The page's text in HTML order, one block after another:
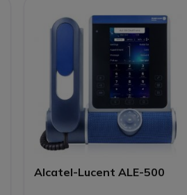
Zoom
Alcatel-Lucent ALE-500